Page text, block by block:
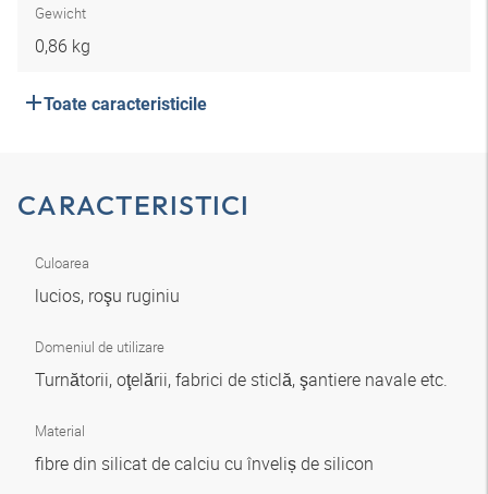
Gewicht
0,86 kg
Toate caracteristicile
CARACTERISTICI
Culoarea
lucios, roşu ruginiu
Domeniul de utilizare
Turnătorii, oţelării, fabrici de sticlă, şantiere navale etc.
Material
fibre din silicat de calciu cu înveliș de silicon